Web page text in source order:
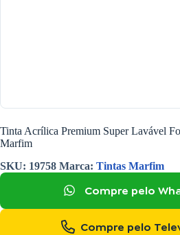
Tinta Acrílica Premium Super Lavável
Marfim
SKU: 19758 Marca: Tintas Marfim
Compre pelo
Compre pelo